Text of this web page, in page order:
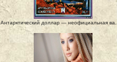
Антарктический доллар — неофициальная ва...